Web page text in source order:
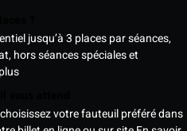
jusqu’à 3 places par séances,
hors séances spéciales et
votre fauteuil préféré dans